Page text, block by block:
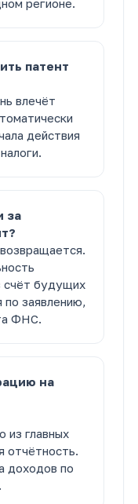
регионе.
патент
влечёт
действия
за
счёт будущих
заявлению,
ФНС.
на
из главных
отчётность.
доходов по